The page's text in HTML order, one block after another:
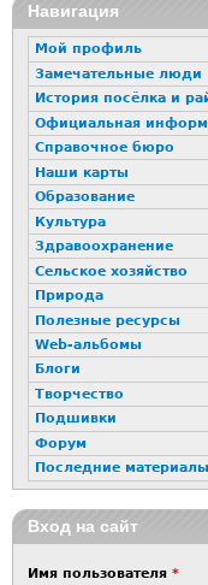
16+
Навигация
Мой профиль
Замечательные люди
История посёлка и
Официальная
Справочное бюро
Наши карты
Образование
Культура
Здравоохранение
Сельское хозяйство
Природа
Полезные ресурсы
Web-альбомы
Блоги
Творчество
Подшивки
Форум
Последние материалы
Вход на сайт
Имя пользователя *